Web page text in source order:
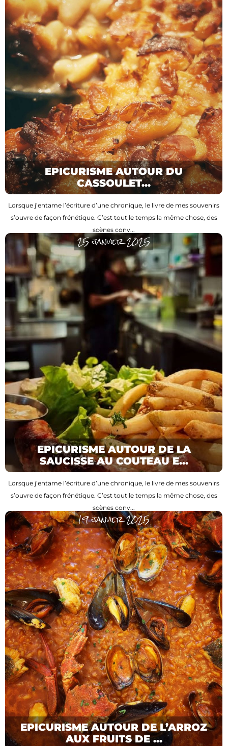
EPICURISME AUTOUR DU
CASSOULET...
Lorsque j’entame l’écriture d’une chronique, le livre de mes souvenirs
s’ouvre de façon frénétique. C’est tout le temps la même chose, des
scènes conv...
25 janvier 2025
EPICURISME AUTOUR DE LA
SAUCISSE AU COUTEAU E...
Lorsque j’entame l’écriture d’une chronique, le livre de mes souvenirs
s’ouvre de façon frénétique. C’est tout le temps la même chose, des
scènes conv...
19 janvier 2025
EPICURISME AUTOUR DE L’ARROZ
AUX FRUITS DE ...